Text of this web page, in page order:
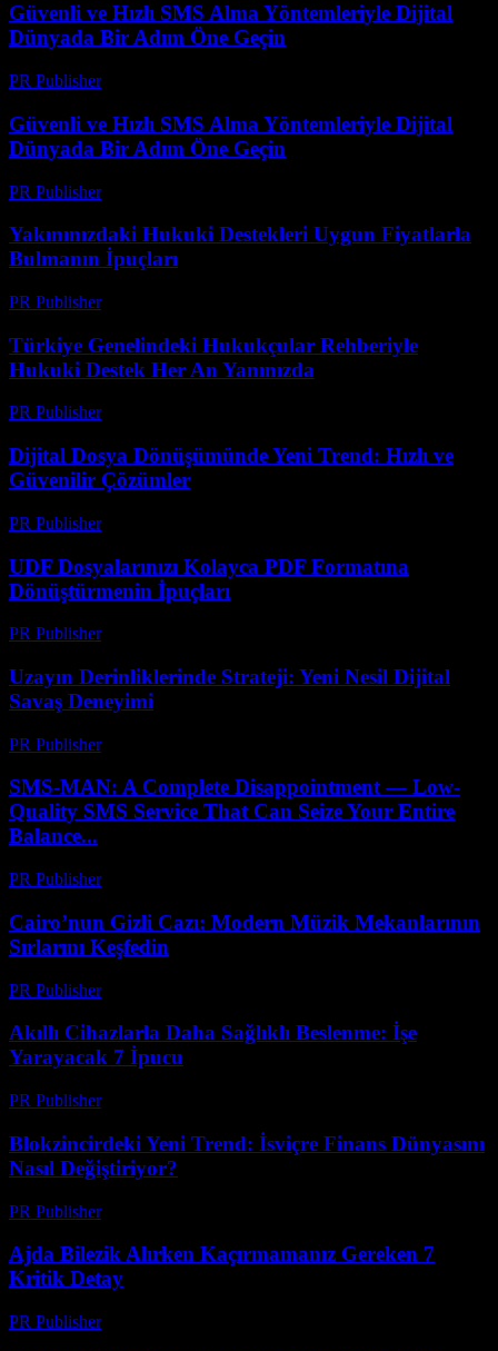
Güvenli ve Hızlı SMS Alma Yöntemleriyle Dijital
Dünyada Bir Adım Öne Geçin
PR Publisher-
Güvenli ve Hızlı SMS Alma Yöntemleriyle Dijital
Dünyada Bir Adım Öne Geçin
PR Publisher-
Yakınınızdaki Hukuki Destekleri Uygun Fiyatlarla
Bulmanın İpuçları
PR Publisher-
Türkiye Genelindeki Hukukçular Rehberiyle
Hukuki Destek Her An Yanınızda
PR Publisher-
Dijital Dosya Dönüşümünde Yeni Trend: Hızlı ve
Güvenilir Çözümler
PR Publisher-
UDF Dosyalarınızı Kolayca PDF Formatına
Dönüştürmenin İpuçları
PR Publisher-
Uzayın Derinliklerinde Strateji: Yeni Nesil Dijital
Savaş Deneyimi
PR Publisher-
SMS-MAN: A Complete Disappointment — Low-
Quality SMS Service That Can Seize Your Entire
Balance...
PR Publisher-
Cairo’nun Gizli Cazı: Modern Müzik Mekanlarının
Sırlarını Keşfedin
PR Publisher-
Akıllı Cihazlarla Daha Sağlıklı Beslenme: İşe
Yarayacak 7 İpucu
PR Publisher-
Blokzincirdeki Yeni Trend: İsviçre Finans Dünyasını
Nasıl Değiştiriyor?
PR Publisher-
Ajda Bilezik Alırken Kaçırmamanız Gereken 7
Kritik Detay
PR Publisher-